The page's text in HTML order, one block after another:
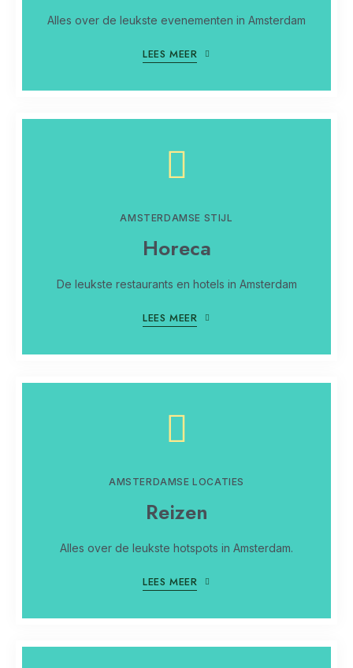
Alles over de leukste evenementen in Amsterdam
LEES MEER
AMSTERDAMSE STIJL
Horeca
De leukste restaurants en hotels in Amsterdam
LEES MEER
AMSTERDAMSE LOCATIES
Reizen
Alles over de leukste hotspots in Amsterdam.
LEES MEER